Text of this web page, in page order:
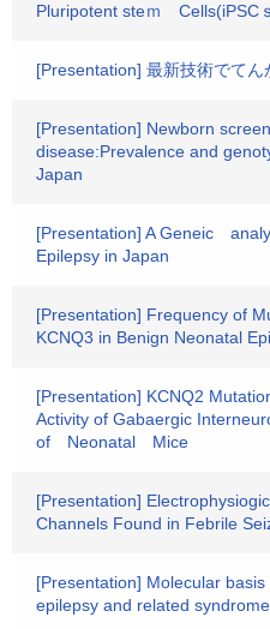
Pluripotent steｍ Cells(iPSCｓ
[Presentation] 最新技術でてん
[Presentation] Newborn
disease:Prevalence and
Japan
[Presentation] A Geneic
Epilepsy in Japan
[Presentation] Frequency of
KCNQ3 in Benign Neonatal
[Presentation] KCNQ2
Activity of Gabaergic
of Neonatal Mice
[Presentation]
Channels Found in Febrile
[Presentation] Molecular
epilepsy and related